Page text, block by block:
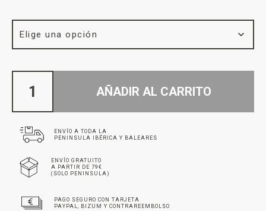
AÑADIR AL CARRITO
ENVÍO A TODA LA
PENINSULA IBÉRICA Y BALEARES
ENVÍO GRATUITO
A PARTIR DE 79€
(SOLO PENINSULA)
PAGO SEGURO CON TARJETA
PAYPAL, BIZUM Y CONTRAREEMBOLSO